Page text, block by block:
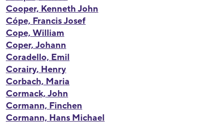
Cooper, Kenneth John
Cópe, Francis Josef
Cope, William
Coper, Johann
Coradello, Emil
Corairy, Henry
Corbach, Maria
Cormack, John
Cormann, Finchen
Cormann, Hans Michael